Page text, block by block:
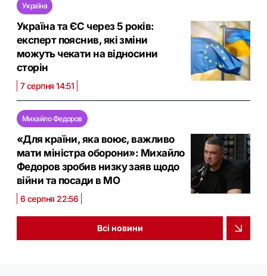
Україна
Україна та ЄС через 5 років:
експерт пояснив, які зміни
можуть чекати на відносини
сторін
7 серпня 14:51
Михайло Федоров
«Для країни, яка воює, важливо
мати міністра оборони»: Михайло
Федоров зробив низку заяв щодо
війни та посади в МО
6 серпня 22:56
Всі новини